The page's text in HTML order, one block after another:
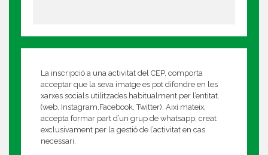
La inscripció a una activitat del CEP, comporta
acceptar que la seva imatge es pot difondre en les
xarxes socials utilitzades habitualment per l’entitat.
(web, Instagram,Facebook, Twitter). Així mateix,
accepta formar part d’un grup de whatsapp, creat
exclusivament per la gestió de l’activitat en cas
necessari.